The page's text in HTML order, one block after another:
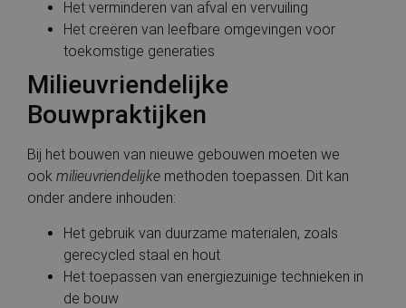
Het verminderen van afval en vervuiling
Het creëren van leefbare omgevingen voor
toekomstige generaties
Milieuvriendelijke
Bouwpraktijken
Bij het bouwen van nieuwe gebouwen moeten we
ook milieuvriendelijke methoden toepassen. Dit kan
onder andere inhouden:
Het gebruik van duurzame materialen, zoals
gerecycled staal en hout
Het toepassen van energiezuinige technieken in
de bouw